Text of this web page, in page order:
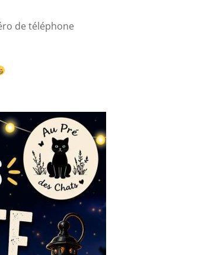
de téléphone